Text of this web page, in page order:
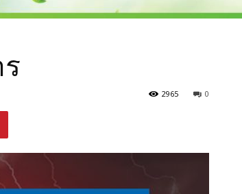
0
2965